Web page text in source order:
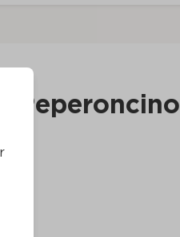
Peperoncino